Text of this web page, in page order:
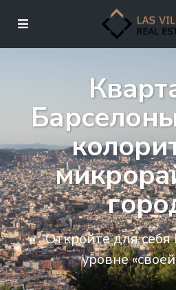
Откройте для себя
уровне